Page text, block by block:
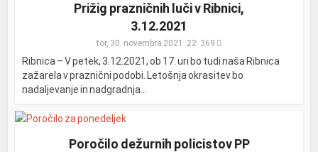
Prižig prazničnih luči v Ribnici,
3.12.2021
tor, 30. novembra 2021 369
Ribnica – V petek, 3.12.2021, ob 17. uri bo tudi naša Ribnica
zažarela v praznični podobi. Letošnja okrasitev bo
nadaljevanje in nadgradnja...
Poročilo dežurnih policistov PP